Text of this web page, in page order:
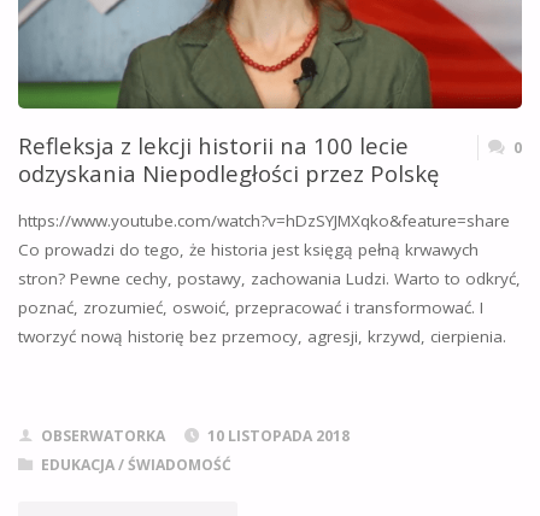
Refleksja z lekcji historii na 100 lecie
odzyskania Niepodległości przez Polskę
0
https://www.youtube.com/watch?v=hDzSYJMXqko&feature=share
Co prowadzi do tego, że historia jest księgą pełną krwawych
stron? Pewne cechy, postawy, zachowania Ludzi. Warto to odkryć,
poznać, zrozumieć, oswoić, przepracować i transformować. I
tworzyć nową historię bez przemocy, agresji, krzywd, cierpienia.
OBSERWATORKA
10 LISTOPADA 2018
EDUKACJA / ŚWIADOMOŚĆ